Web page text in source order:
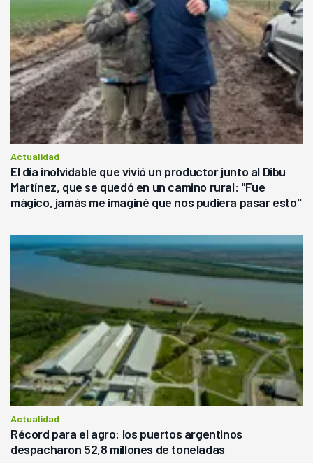
Actualidad
El día inolvidable que vivió un productor junto al Dibu
Martínez, que se quedó en un camino rural: "Fue
mágico, jamás me imaginé que nos pudiera pasar esto"
Actualidad
Récord para el agro: los puertos argentinos
despacharon 52,8 millones de toneladas